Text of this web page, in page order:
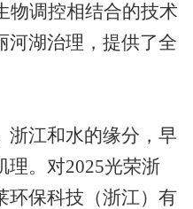
物调控相结合的技术
河湖治理，提供了全
江和水的缘分，早
理。对2025光荣浙
环保科技（浙江）有